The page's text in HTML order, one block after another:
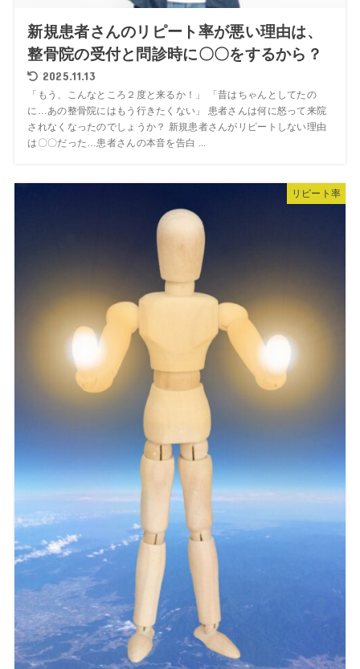
新規患者さんのリピート率が悪い理由は、
整骨院の受付と問診時に〇〇をするから？
2025.11.13
「もう、こんなところ２度と来るか！」 「昔はちゃんとしてたの
に…あの整骨院にはもう行きたくない」 患者さんは何に怒って来院
されなくなったのでしょうか？ 新規患者さんがリピートしない理由
は〇〇だった…患者さんの本音を告白 ...
リピート率